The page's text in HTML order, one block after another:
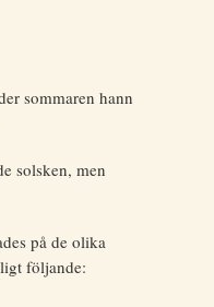
sommaren hann
solsken, men
på de olika
följande: